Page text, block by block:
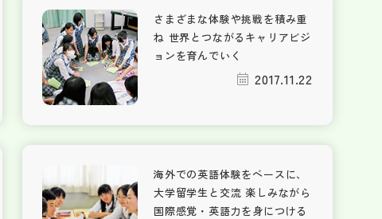
さまざまな体験や挑戦を積み重
ね 世界とつながるキャリアビジ
ョンを育んでいく
2017.11.22
海外での英語体験をベースに、
大学留学生と交流 楽しみながら
国際感覚・英語力を身につける